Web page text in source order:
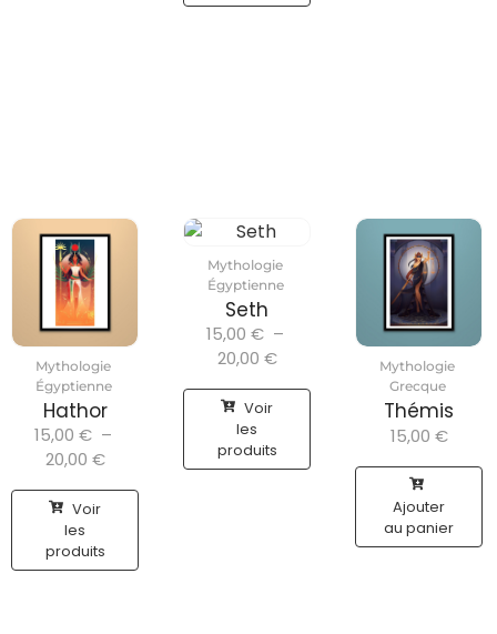
Mythologie
Égyptienne
Hathor
15,00 € –
20,00 €
Voir
les
produits
Mythologie
Égyptienne
Seth
15,00 € –
20,00 €
Voir
les
produits
Mythologie
Grecque
Thémis
15,00 €
Ajouter
au panier